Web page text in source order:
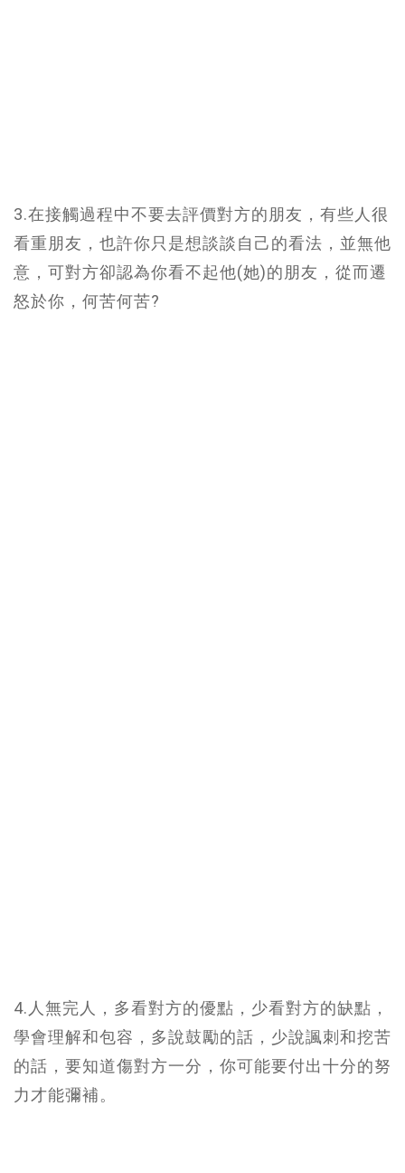
3.在接觸過程中不要去評價對方的朋友，有些人很
看重朋友，也許你只是想談談自己的看法，並無他
意，可對方卻認為你看不起他(她)的朋友，從而遷
怒於你，何苦何苦?
4.人無完人，多看對方的優點，少看對方的缺點，
學會理解和包容，多說鼓勵的話，少說諷刺和挖苦
的話，要知道傷對方一分，你可能要付出十分的努
力才能彌補。